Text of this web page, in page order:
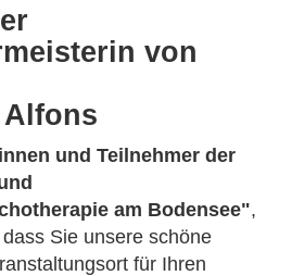
von
Alfons
und Teilnehmer der
am Bodensee",
Sie unsere schöne
für Ihren